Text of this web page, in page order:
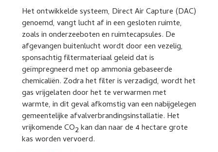
Het ontwikkelde systeem, Direct Air Capture (DAC)
genoemd, vangt lucht af in een gesloten ruimte,
zoals in onderzeeboten en ruimtecapsules. De
afgevangen buitenlucht wordt door een vezelig,
sponsachtig filtermateriaal geleid dat is
geïmpregneerd met op ammonia gebaseerde
chemicaliën. Zodra het filter is verzadigd, wordt het
gas vrijgelaten door het te verwarmen met
warmte, in dit geval afkomstig van een nabijgelegen
gemeentelijke afvalverbrandingsinstallatie. Het
vrijkomende CO2kan dan naar de 4 hectare grote
kas worden vervoerd.